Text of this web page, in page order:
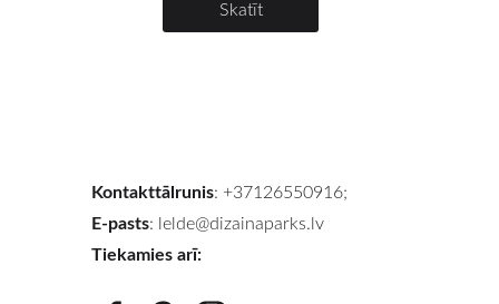
Skatīt
Kontakttālrunis: +37126550916;
E-pasts: lelde@dizainaparks.lv
Tiekamies arī: